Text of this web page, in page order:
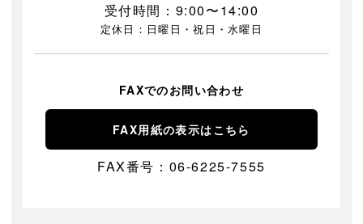
受付時間：9:00〜14:00
定休日：日曜日・祝日・水曜日
FAXでのお問い合わせ
FAX用紙の表示はこちら
FAX番号：06-6225-7555